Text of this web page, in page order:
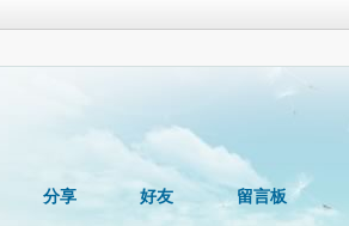
分享 好友 留言板